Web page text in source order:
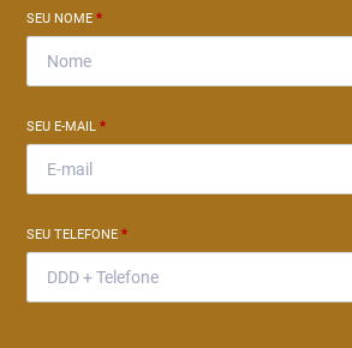
SEU NOME*
SEU E-MAIL*
SEU TELEFONE*